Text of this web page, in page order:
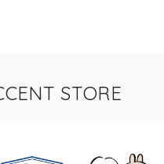
STORE